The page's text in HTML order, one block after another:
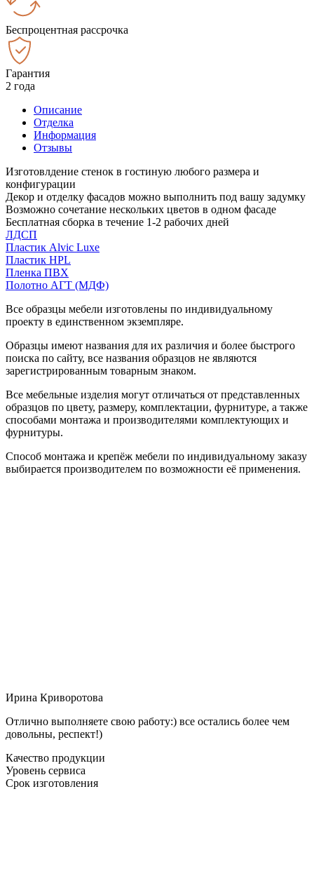
Беспроцентная рассрочка
Гарантия
2 года
Описание
Отделка
Информация
Отзывы
Изготовлдение стенок в гостиную любого размера и
конфигурации
Декор и отделку фасадов можно выполнить под вашу задумку
Возможно сочетание нескольких цветов в одном фасаде
Бесплатная сборка в течение 1-2 рабочих дней
ЛДСП
Пластик Alvic Luxe
Пластик HPL
Пленка ПВХ
Полотно АГТ (МДФ)
Все образцы мебели изготовлены по индивидуальному
проекту в единственном экземпляре.
Образцы имеют названия для их различия и более быстрого
поиска по сайту, все названия образцов не являются
зарегистрированным товарным знаком.
Все мебельные изделия могут отличаться от представленных
образцов по цвету, размеру, комплектации, фурнитуре, а также
способами монтажа и производителями комплектующих и
фурнитуры.
Способ монтажа и крепёж мебели по индивидуальному заказу
выбирается производителем по возможности её применения.
Ирина Криворотова
Отлично выполняете свою работу:) все остались более чем
довольны, респект!)
Качество продукции
Уровень сервиса
Срок изготовления